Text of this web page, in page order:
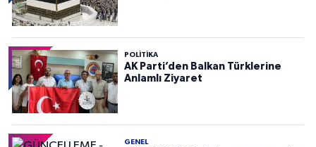
POLITIKA
AK Parti’den Balkan Türklerine
Anlamlı Ziyaret
GENEL